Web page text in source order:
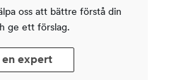
oss att bättre förstå din
ge ett förslag.
en expert